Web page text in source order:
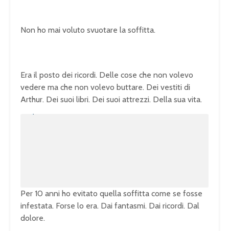
Non ho mai voluto svuotare la soffitta.
Era il posto dei ricordi. Delle cose che non volevo
vedere ma che non volevo buttare. Dei vestiti di
Arthur. Dei suoi libri. Dei suoi attrezzi. Della sua vita.
Per 10 anni ho evitato quella soffitta come se fosse
infestata. Forse lo era. Dai fantasmi. Dai ricordi. Dal
dolore.